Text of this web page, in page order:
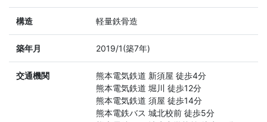
構造 軽量鉄骨造
築年月 2019/1(築7年)
交通機関
熊本電気鉄道 新須屋 徒歩4分
熊本電気鉄道 堀川 徒歩12分
熊本電気鉄道 須屋 徒歩14分
熊本電鉄バス 城北校前 徒歩5分